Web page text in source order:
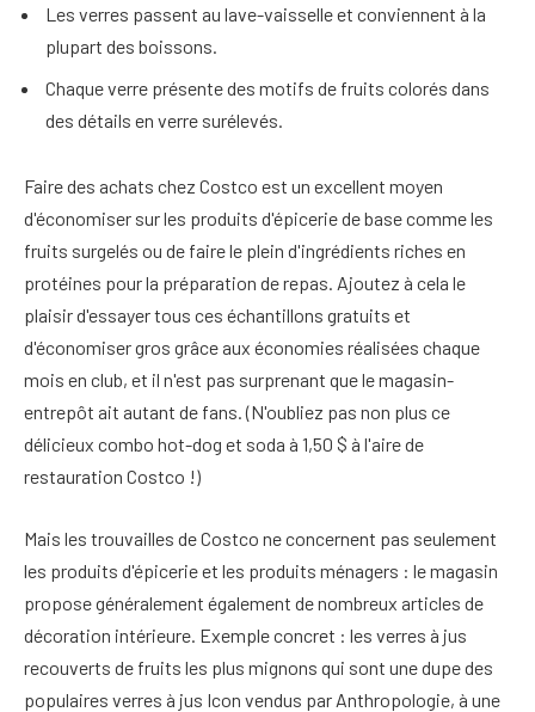
Les verres passent au lave-vaisselle et conviennent à la
plupart des boissons.
Chaque verre présente des motifs de fruits colorés dans
des détails en verre surélevés.
Faire des achats chez Costco est un excellent moyen
d'économiser sur les produits d'épicerie de base comme les
fruits surgelés ou de faire le plein d'ingrédients riches en
protéines pour la préparation de repas. Ajoutez à cela le
plaisir d'essayer tous ces échantillons gratuits et
d'économiser gros grâce aux économies réalisées chaque
mois en club, et il n'est pas surprenant que le magasin-
entrepôt ait autant de fans. (N'oubliez pas non plus ce
délicieux combo hot-dog et soda à 1,50 $ à l'aire de
restauration Costco !)
Mais les trouvailles de Costco ne concernent pas seulement
les produits d'épicerie et les produits ménagers : le magasin
propose généralement également de nombreux articles de
décoration intérieure. Exemple concret : les verres à jus
recouverts de fruits les plus mignons qui sont une dupe des
populaires verres à jus Icon vendus par Anthropologie, à une